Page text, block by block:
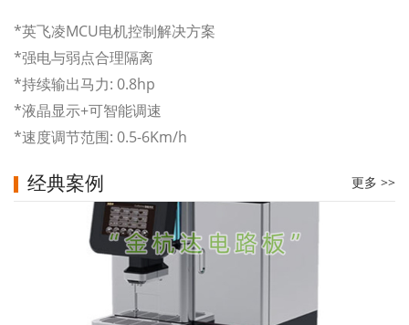
*英飞凌MCU电机控制解决方案
*强电与弱点合理隔离
*持续输出马力: 0.8hp
*液晶显示+可智能调速
*速度调节范围: 0.5-6Km/h
经典案例 更多 >>